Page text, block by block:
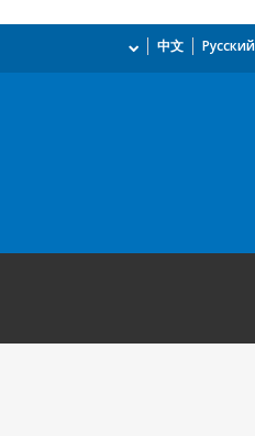
Русский
中文